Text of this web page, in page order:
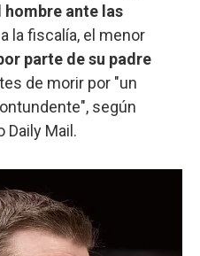
ante las
la fiscalía, el menor
parte de su padre
de morir por "un
según
Mail.